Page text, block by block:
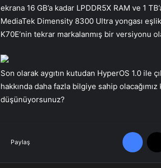
a
g
ö
e
r
ekrana 16 GB’a kadar LPDDR5X RAM ve 1
MediaTek Dimensity 8300 Ultra yongası
K70E’nin tekrar markalanmış bir versiyonu
Son olarak aygıtın kutudan HyperOS 1.0 ile
hakkında daha fazla bilgiye sahip
düşünüyorsunuz?
Paylaş